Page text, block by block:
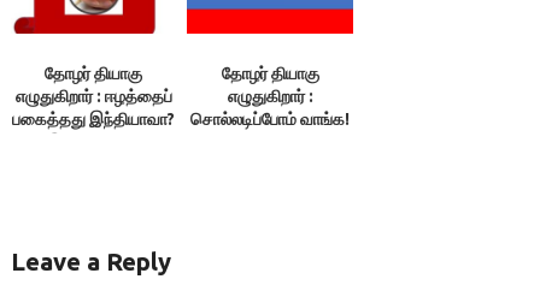
தோழர் தியாகு
எழுதுகிறார் : ஈழத்தைப்
பகைத்தது இந்தியாவா?
தோழர் தியாகு
எழுதுகிறார் :
சொல்லடிப்போம் வாங்க!
Leave a Reply